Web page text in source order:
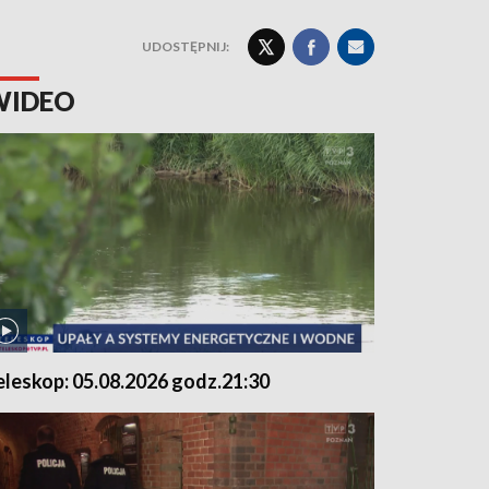
UDOSTĘPNIJ:
05.08.2026 godz.21:30